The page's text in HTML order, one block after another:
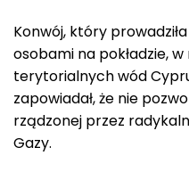
Konwój, który
osobami na pokładzie,
terytorialnych wód
zapowiadał, że nie
rządzonej przez
Gazy.